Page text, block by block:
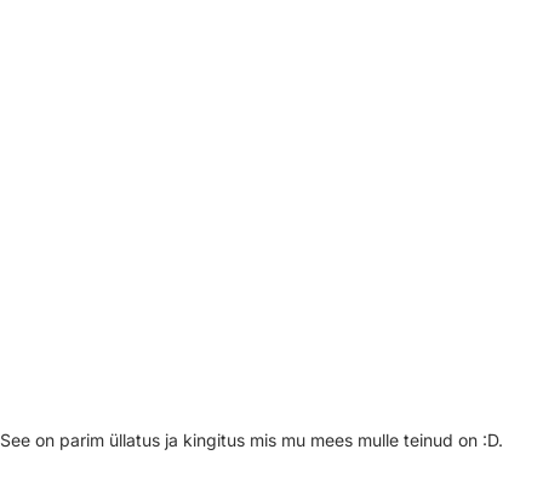
See on parim üllatus ja kingitus mis mu mees mulle teinud on :D.